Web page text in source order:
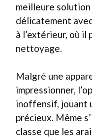
meilleure
délicatement
à l’extérieur, où il
nettoyage.
Malgré une
impressionner,
inoffensif, jouant
précieux. Même
classe que les